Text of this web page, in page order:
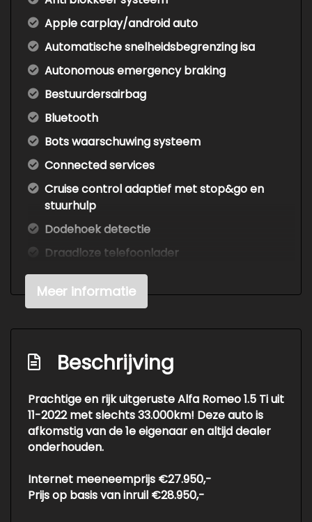
Apple carplay/android auto
Automatische snelheidsbegrenzing isa
Autonomous emergency braking
Bestuurdersairbag
Bluetooth
Bots waarschuwing systeem
Connected services
Cruise control adaptief met stop&go en
stuurhulp
Dodehoek detectie
Draadloze telefoonlader
Elektrisch bedienbare achterklep met
sensorsturing
Hoofd airbag(s) achter
Keyless entry/start
Kruisend verkeer detectie
Lendesteun bestuurdersstoel elektrisch
verstelbaar
Meer informatie
Beschrijving
Prachtige en rijk uitgeruste Alfa Romeo 1.5 Ti uit
11-2022 met slechts 33.000km! Deze auto is
afkomstig van de 1e eigenaar en altijd dealer
onderhouden.
Internet meeneemprijs €27.950,-
Prijs op basis van inruil €28.950,-